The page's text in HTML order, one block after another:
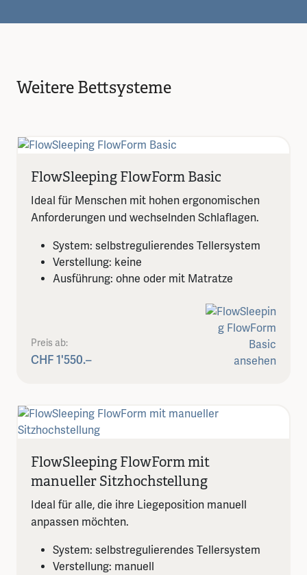
Weitere Bettsysteme
FlowSleeping FlowForm Basic
Ideal für Menschen mit hohen ergonomischen
Anforderungen und wechselnden Schlaflagen.
System: selbstregulierendes Tellersystem
Verstellung: keine
Ausführung: ohne oder mit Matratze
Preis ab:
CHF 1'550.–
FlowSleeping FlowForm mit
manueller Sitzhochstellung
Ideal für alle, die ihre Liegeposition manuell
anpassen möchten.
System: selbstregulierendes Tellersystem
Verstellung: manuell